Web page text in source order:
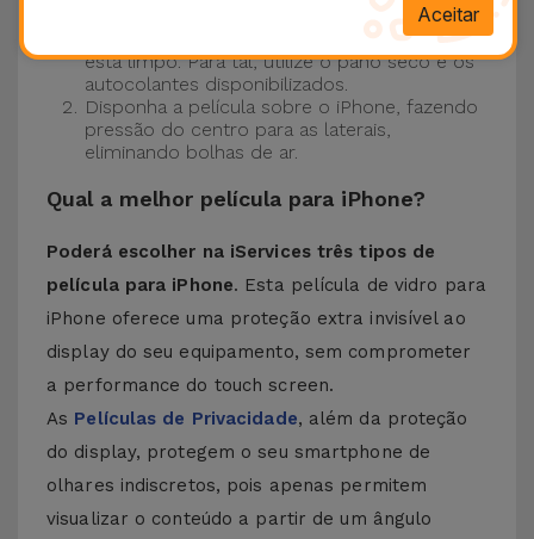
Certifique-se de que o ecrã do seu iPhone
está limpo. Para tal, utilize o pano seco e os
autocolantes disponibilizados.
Disponha a película sobre o iPhone, fazendo
pressão do centro para as laterais,
eliminando bolhas de ar.
Qual a melhor película para iPhone?
Poderá escolher na iServices três tipos de
película para iPhone. Esta película de vidro para
iPhone oferece uma proteção extra invisível ao
display do seu equipamento, sem comprometer
a performance do touch screen.
As Películas de Privacidade, além da proteção
do display, protegem o seu smartphone de
olhares indiscretos, pois apenas permitem
visualizar o conteúdo a partir de um ângulo
Aceitar